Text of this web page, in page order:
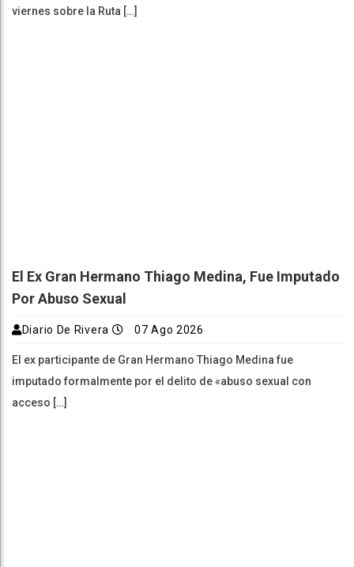
viernes sobre la Ruta […]
El Ex Gran Hermano Thiago Medina, Fue Imputado
Por Abuso Sexual
Diario De Rivera 07 Ago 2026
El ex participante de Gran Hermano Thiago Medina fue
imputado formalmente por el delito de «abuso sexual con
acceso […]